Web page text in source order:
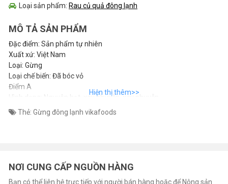
Loại sản phẩm: Rau củ quả đông lạnh
MÔ TẢ SẢN PHẨM
Đặc điểm: Sản phẩm tự nhiên
Xuất xứ: Việt Nam
Loại: Gừng
Loại chế biến: Đã bóc vỏ
Điểm A
Hình dạng: Nguyên hạt, xay nhuyễn, xay nhuyễn
Kích thước: Nguyên con: 100gr/150gr/200gr/250gr/300gr,
Khối: 20gr/cái.
(Hoặc theo yêu cầu của khách hàng)
Thời hạn sử dụng: 24 tháng ở -18oC
Thẻ: Gừng đông lạnh vikafoods
NƠI CUNG CẤP NGUỒN HÀNG
Bạn có thể liên hệ trực tiếp với người bán hàng hoặc để Nông sản